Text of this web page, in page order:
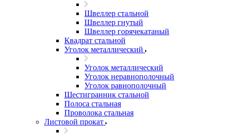
Швеллер стальной
Швеллер гнутый
Швеллер горячекатаный
Квадрат стальной
Уголок металлический
Уголок металлический
Уголок неравнополочный
Уголок равнополочный
Шестигранник стальной
Полоса стальная
Проволока стальная
Листовой прокат